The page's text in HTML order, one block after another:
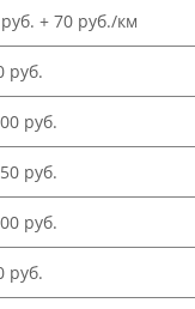
+ 70 руб./км
руб.
руб.
руб.
руб.
руб.